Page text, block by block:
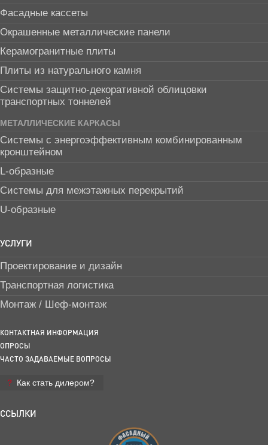
Фасадные кассеты
Окрашенные металлические панели
Керамогранитные плиты
Плиты из натурального камня
Системы защитно-декоративной облицовки
транспортных тоннелей
МЕТАЛЛИЧЕСКИЕ КАРКАСЫ
Системы с энергоэффективным комбинированным
кронштейном
L-образные
Системы для межэтажных перекрытий
U-образные
УСЛУГИ
Проектирование и дизайн
Транспортная логистика
Монтаж / Шеф-монтаж
КОНТАКТНАЯ ИНФОРМАЦИЯ
ОПРОСЫ
ЧАСТО ЗАДАВАЕМЫЕ ВОПРОСЫ
Как стать дилером?
ССЫЛКИ